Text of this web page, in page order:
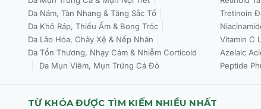
Da Nám, Tàn Nhang & Tăng Sắc Tố
Da Khô Ráp, Thiếu Ẩm & Bong Tróc
Da Lão Hóa, Chảy Xệ & Nếp Nhăn
Da Tổn Thương, Nhạy Cảm & Nhiễm Corticoid
Da Mụn Viêm, Mụn Trứng Cá Đỏ
Tretinoin
Vitamin C
Azelaic
Peptide
TỪ KHÓA ĐƯỢC TÌM KIẾM NHIỀU NHẤT